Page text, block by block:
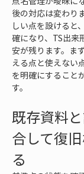
後の対応は変わり
しい点を設けると
確になり、TS出来
安が残ります。ま
える点と使えない
を明確にすること
す。
既存資料
合して復
る